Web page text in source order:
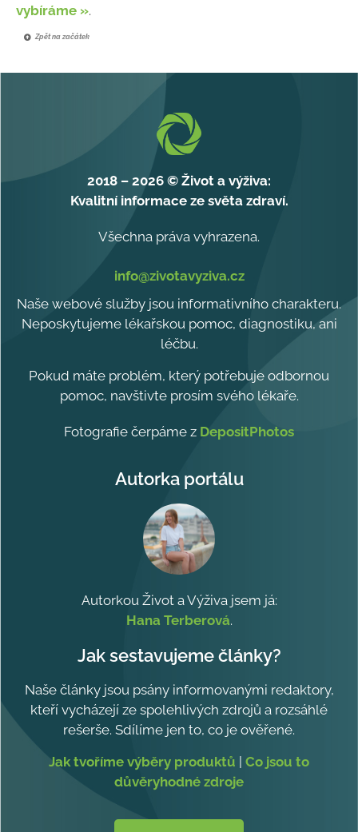
vybíráme ».
Zpět na začátek
2018 – 2026 © Život a výživa:
Kvalitní informace ze světa zdraví.
Všechna práva vyhrazena.
info@zivotavyziva.cz
Naše webové služby jsou informativního charakteru.
Neposkytujeme lékařskou pomoc, diagnostiku, ani
léčbu.
Pokud máte problém, který potřebuje odbornou
pomoc, navštivte prosím svého lékaře.
Fotografie čerpáme z DepositPhotos
Autorka portálu
Autorkou Život a Výživa jsem já:
Hana Terberová.
Jak sestavujeme články?
Naše články jsou psány informovanými redaktory,
kteří vycházejí ze spolehlivých zdrojů a rozsáhlé
rešerše. Sdílíme jen to, co je ověřené.
Jak tvoříme výběry produktů | Co jsou to
důvěryhodné zdroje